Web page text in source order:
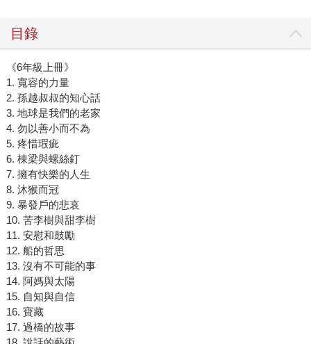
目錄
《6年級上冊》
1. 寬容的力量
2. 孫越叔叔的知心話
3. 地球是我們的老家
4. 勿以善小而不為
5. 疼惜瑕疵
6. 棟梁與螺絲釘
7. 擁有快樂的人生
8. 沐猴而冠
9. 暴發戶的悲哀
10. 苦李樹與甜李樹
11. 安慰和鼓勵
12. 船的哲思
13. 沒有不可能的事
14. 阿媽與太陽
15. 自知與自信
16. 寶藏
17. 過橋的故事